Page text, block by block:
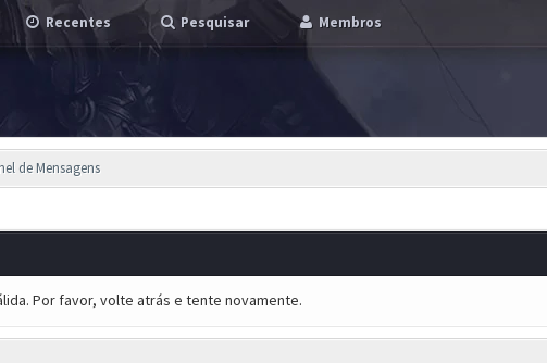
Recentes Pesquisar Membros
de Mensagens
Por favor, volte atrás e tente novamente.